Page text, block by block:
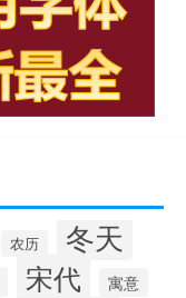
农历 冬天
宋代 寓意